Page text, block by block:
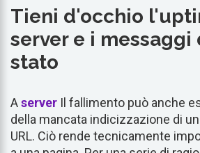
Tieni d'occhio
server e i messaggi
stato
Aserver Il fallimento può anche
della mancata indicizzazione di
URL. Ciò rende tecnicamente